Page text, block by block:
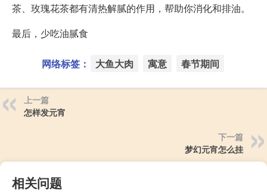
茶、玫瑰花茶都有清热解腻的作用，帮助你消化和排油。
最后，少吃油腻食
网络标签： 大鱼大肉 寓意 春节期间
上一篇
怎样发元宵
下一篇
梦幻元宵怎么挂
相关问题